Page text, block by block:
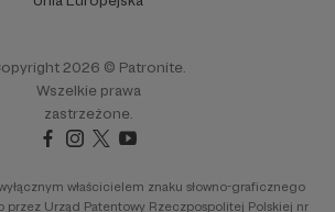
2026 © Patronite.
Wszelkie prawa
zastrzeżone.
właścicielem znaku słowno-graficznego
Urząd Patentowy Rzeczpospolitej Polskiej nr